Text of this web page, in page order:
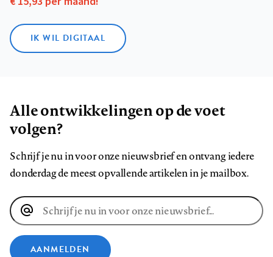
IK WIL DIGITAAL
Alle ontwikkelingen op de voet
volgen?
Schrijf je nu in voor onze nieuwsbrief en ontvang iedere
donderdag de meest opvallende artikelen in je mailbox.
E-
mailadres
AANMELDEN